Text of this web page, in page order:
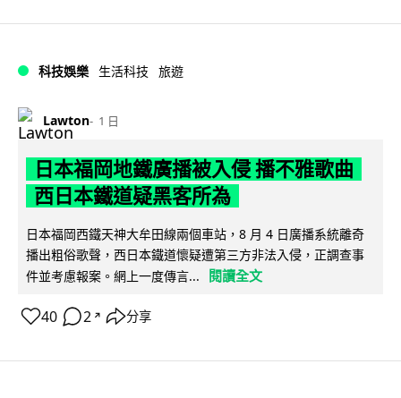
科技娛樂 生活科技 旅遊
Lawton 1 日
日本福岡地鐵廣播被入侵 播不雅歌曲
西日本鐵道疑黑客所為
日本福岡西鐵天神大牟田線兩個車站，8 月 4 日廣播系統離奇
播出粗俗歌聲，西日本鐵道懷疑遭第三方非法入侵，正調查事
件並考慮報案。網上一度傳言...
閱讀全文
40 2 ↗ 分享